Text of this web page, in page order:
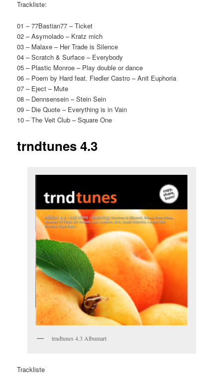
Trackliste:
01 – 77Bastian77 – Ticket
02 – Asymolado – Kratz mich
03 – Malaxe – Her Trade is Silence
04 – Scratch & Surface – Everybody
05 – Plastic Monroe – Play double or dance
06 – Poem by Hard feat. Fiedler Castro – Anit Euphoria
07 – Eject – Mute
08 – Dennsensein – Stein Sein
09 – Die Quote – Everything is in Vain
10 – The Veit Club – Square One
trndtunes 4.3
trndtunes 4.3 Albumart
Trackliste